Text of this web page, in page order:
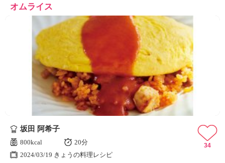
オムライス
坂田 阿希子
800kcal
20分
2024/03/19 きょうの料理レシピ
34